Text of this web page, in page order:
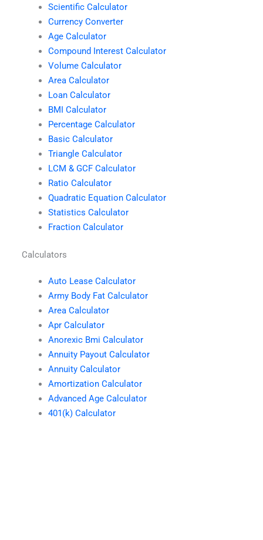
Scientific Calculator
Currency Converter
Age Calculator
Compound Interest Calculator
Volume Calculator
Area Calculator
Loan Calculator
BMI Calculator
Percentage Calculator
Basic Calculator
Triangle Calculator
LCM & GCF Calculator
Ratio Calculator
Quadratic Equation Calculator
Statistics Calculator
Fraction Calculator
Calculators
Auto Lease Calculator
Army Body Fat Calculator
Area Calculator
Apr Calculator
Anorexic Bmi Calculator
Annuity Payout Calculator
Annuity Calculator
Amortization Calculator
Advanced Age Calculator
401(k) Calculator